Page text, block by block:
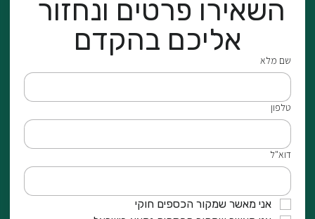
אליכם בהקדם
שם מלא
טלפון
דוא"ל
אני מאשר שמקור הכספים חוקי